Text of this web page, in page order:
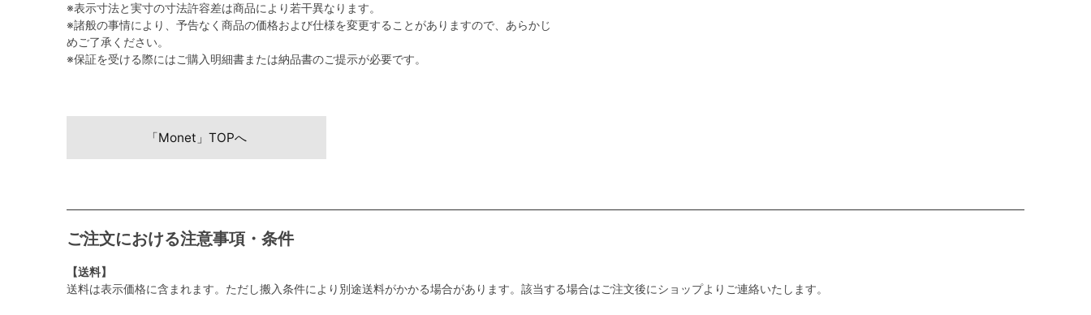
※表示寸法と実寸の寸法許容差は商品により若干異なります。
※諸般の事情により、予告なく商品の価格および仕様を変更することがありますので、あらかじ
めご了承ください。
※保証を受ける際にはご購入明細書または納品書のご提示が必要です。
「Monet」TOPへ
ご注文における注意事項・条件
【送料】
送料は表示価格に含まれます。ただし搬入条件により別途送料がかかる場合があります。該当する場合はご注文後にショップよりご連絡いたします。